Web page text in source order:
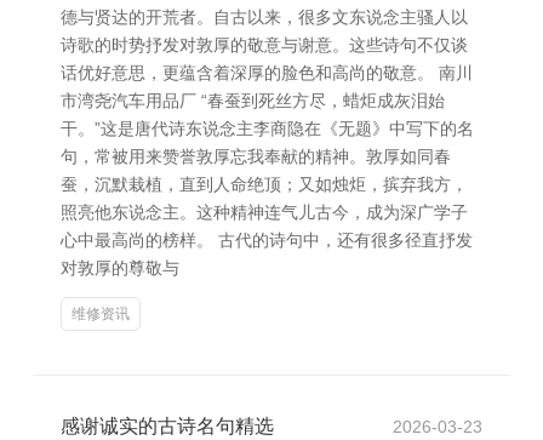
德与贤达的开荒者。自古以来，很多文东说念主骚人以
诗歌的时势抒发对敦厚的敬意与谢意。这些诗句不仅谈
话优好意思，更蕴含着深厚的脸色和高尚的敬意。 南川
市湾尧汽车用品厂 “春蚕到死丝方尽，蜡炬成灰泪始
干。”这是唐代诗东说念主李商隐在《无题》中写下的名
句，常被用来赞誉敦厚忘我奉献的精神。敦厚如同春
蚕，沉默栽植，直到人命绝顶；又如烛炬，摈弃我方，
照亮他东说念主。这种精神连气儿古今，成为深广学子
心中最高尚的榜样。 古代的诗句中，还有很多径直抒发
对敦厚的尊敬与
维修资讯
感谢诚实的古诗名句精选 2026-03-23